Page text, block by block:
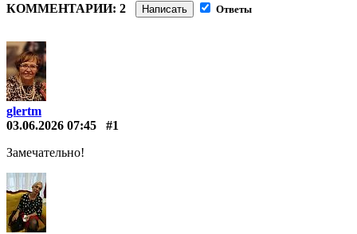
КОММЕНТАРИИ: 2 Написать Ответы
glertm
03.06.2026 07:45
#1
Замечательно!